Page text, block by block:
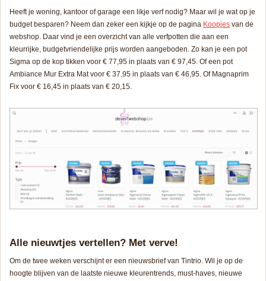
Heeft je woning, kantoor of garage een likje verf nodig? Maar wil je wat op je
budget besparen? Neem dan zeker een kijkje op de pagina Koopjes van de
webshop. Daar vind je een overzicht van alle verfpotten die aan een
kleurrijke, budgetvriendelijke prijs worden aangeboden. Zo kan je een pot
Sigma op de kop tikken voor € 77,95 in plaats van € 97,45. Of een pot
Ambiance Mur Extra Mat voor € 37,95 in plaats van € 46,95. Of Magnaprim
Fix voor € 16,45 in plaats van € 20,15.
Alle nieuwtjes vertellen? Met verve!
Om de twee weken verschijnt er een nieuwsbrief van Tintrio. Wil je op de
hoogte blijven van de laatste nieuwe kleurentrends, must-haves, nieuwe